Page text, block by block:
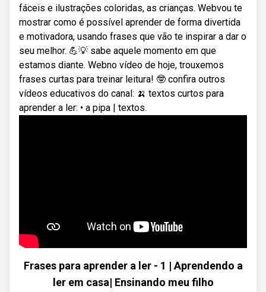
fáceis e ilustrações coloridas, as crianças. Webvou te
mostrar como é possível aprender de forma divertida
e motivadora, usando frases que vão te inspirar a dar o
seu melhor. 💪💡 sabe aquele momento em que
estamos diante. Webno vídeo de hoje, trouxemos
frases curtas para treinar leitura! 🤓 confira outros
vídeos educativos do canal: 🍌 textos curtos para
aprender a ler: • a pipa | textos.
Frases para aprender a ler - 1 | Aprendendo a
ler em casa| Ensinando meu filho